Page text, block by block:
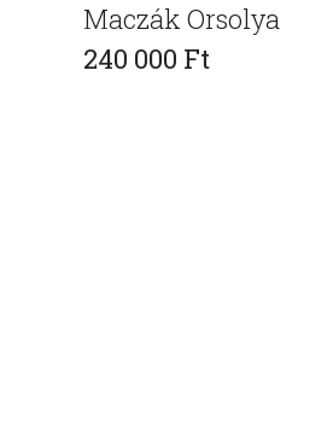
Maczák Orsolya
240 000 Ft